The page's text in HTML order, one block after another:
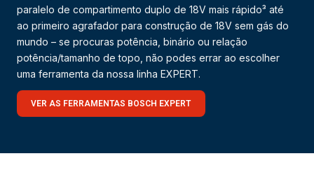
paralelo de compartimento duplo de 18V mais rápido³ até
ao primeiro agrafador para construção de 18V sem gás do
mundo – se procuras potência, binário ou relação
potência/tamanho de topo, não podes errar ao escolher
uma ferramenta da nossa linha EXPERT.
VER AS FERRAMENTAS BOSCH EXPERT